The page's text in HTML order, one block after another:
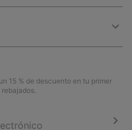
15 % de descuento en tu primer